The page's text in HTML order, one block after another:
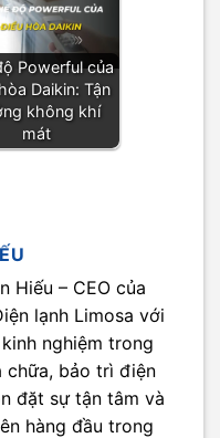
Powerful của
Daikin: Tận
không khí
mát
Hiếu – CEO của
lạnh Limosa với
nghiệm trong
chữa, bảo trì điện
đặt sự tận tâm và
hàng đầu trong